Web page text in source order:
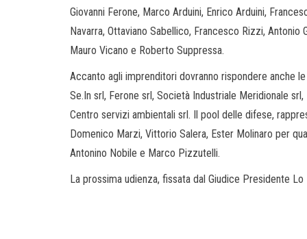
Giovanni Ferone, Marco Arduini, Enrico Arduini,
Navarra, Ottaviano Sabellico, Francesco Rizzi, Antonio
Mauro Vicano e Roberto Suppressa.
Accanto agli imprenditori dovranno rispondere anche
Se.In srl, Ferone srl, Società Industriale Meridionale
Centro servizi ambientali srl. Il pool delle difese,
Domenico Marzi, Vittorio Salera, Ester Molinaro per
Antonino Nobile e Marco Pizzutelli.
La prossima udienza, fissata dal Giudice Presidente